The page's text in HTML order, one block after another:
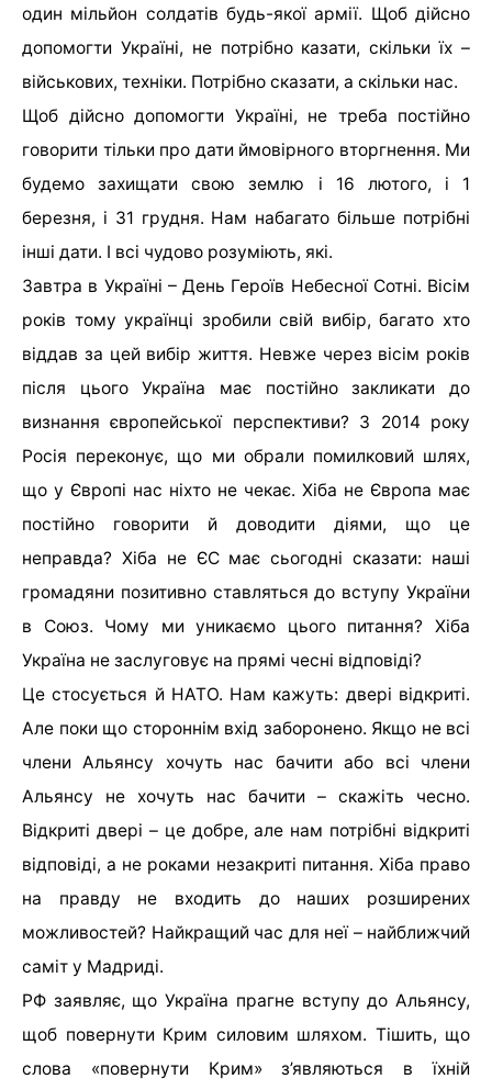
один мільйон солдатів будь-якої армії. Щоб дійсно
допомогти Україні, не потрібно казати, скільки їх –
військових, техніки. Потрібно сказати, а скільки нас.
Щоб дійсно допомогти Україні, не треба постійно
говорити тільки про дати ймовірного вторгнення. Ми
будемо захищати свою землю і 16 лютого, і 1
березня, і 31 грудня. Нам набагато більше потрібні
інші дати. І всі чудово розуміють, які.
Завтра в Україні – День Героїв Небесної Сотні. Вісім
років тому українці зробили свій вибір, багато хто
віддав за цей вибір життя. Невже через вісім років
після цього Україна має постійно закликати до
визнання європейської перспективи? З 2014 року
Росія переконує, що ми обрали помилковий шлях,
що у Європі нас ніхто не чекає. Хіба не Європа має
постійно говорити й доводити діями, що це
неправда? Хіба не ЄС має сьогодні сказати: наші
громадяни позитивно ставляться до вступу України
в Союз. Чому ми уникаємо цього питання? Хіба
Україна не заслуговує на прямі чесні відповіді?
Це стосується й НАТО. Нам кажуть: двері відкриті.
Але поки що стороннім вхід заборонено. Якщо не всі
члени Альянсу хочуть нас бачити або всі члени
Альянсу не хочуть нас бачити – скажіть чесно.
Відкриті двері – це добре, але нам потрібні відкриті
відповіді, а не роками незакриті питання. Хіба право
на правду не входить до наших розширених
можливостей? Найкращий час для неї – найближчий
саміт у Мадриді.
РФ заявляє, що Україна прагне вступу до Альянсу,
щоб повернути Крим силовим шляхом. Тішить, що
слова «повернути Крим» з’являються в їхній